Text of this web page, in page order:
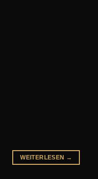
WEITERLESEN →